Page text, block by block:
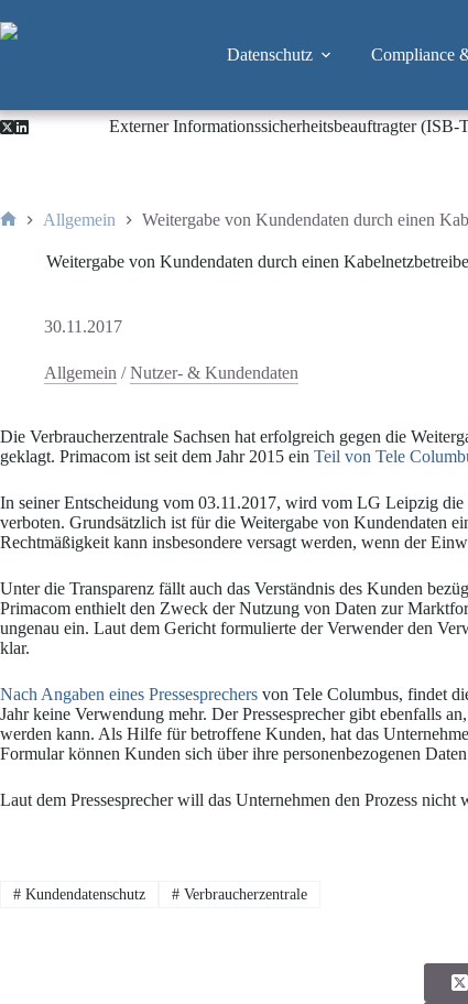
Inhalt
Datenschutz Compliance
Externer Informationssicherheitsbeauftragter (ISB-
Allgemein Weitergabe von Kundendaten durch einen
Weitergabe von Kundendaten durch einen
30.11.2017
Allgemein /Nutzer- & Kundendaten
Die Verbraucherzentrale Sachsen hat erfolgreich gegen die
geklagt. Primacom ist seit dem Jahr 2015 ein Teil von Tele
In seiner Entscheidung vom 03.11.2017, wird vom LG Leipzig
verboten. Grundsätzlich ist für die Weitergabe von Kundendaten
Rechtmäßigkeit kann insbesondere versagt werden, wenn der
Unter die Transparenz fällt auch das Verständnis des Kunden
Primacom enthielt den Zweck der Nutzung von Daten zur
ungenau ein. Laut dem Gericht formulierte der Verwender den
klar.
Nach Angaben eines Pressesprechers von Tele Columbus, findet
Jahr keine Verwendung mehr. Der Pressesprecher gibt ebenfalls
werden kann. Als Hilfe für betroffene Kunden, hat das
Formular können Kunden sich über ihre personenbezogenen
Laut dem Pressesprecher will das Unternehmen den Prozess nicht
#Kundendatenschutz #Verbraucherzentrale